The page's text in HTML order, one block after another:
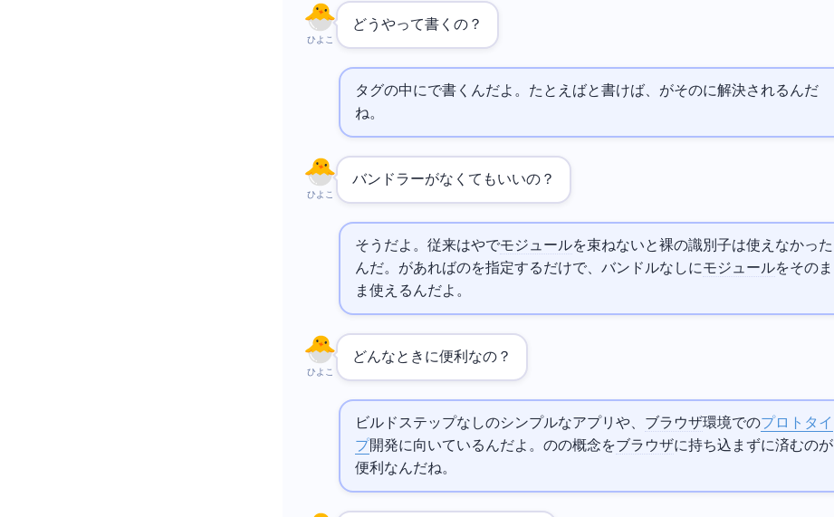
ひよこ
どうやって書くの？
`<script type="importmap">`タグの中にで書くんだよ。たとえば`{"imports": {"react": "https://cdn./react.js"}}`と書けば、`import 'react'`がそのに解決されるんだ
ね。
ひよこ
バンドラーがなくてもいいの？
そうだよ。従来はwebpackやでモジュールを束ねないと裸の識別子は使えなかった
んだ。Import Mapsがあればのを指定するだけで、バンドルなしにモジュールをそのま
ま使えるんだよ。
ひよこ
どんなときに便利なの？
ビルドステップなしのシンプルなWebアプリや、 ブラウザ環境でのプロトタイ
プ開発に向いているんだよ。のnode_modulesの概念をブラウザに持ち込まずに済むのが
便利なんだね。